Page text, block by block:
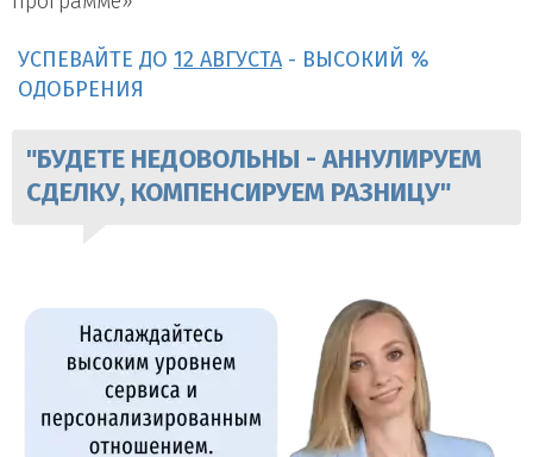
УСПЕВАЙТЕ ДО 12 АВГУСТА - ВЫСОКИЙ %
ОДОБРЕНИЯ
"БУДЕТЕ НЕДОВОЛЬНЫ - АННУЛИРУЕМ
СДЕЛКУ, КОМПЕНСИРУЕМ РАЗНИЦУ"